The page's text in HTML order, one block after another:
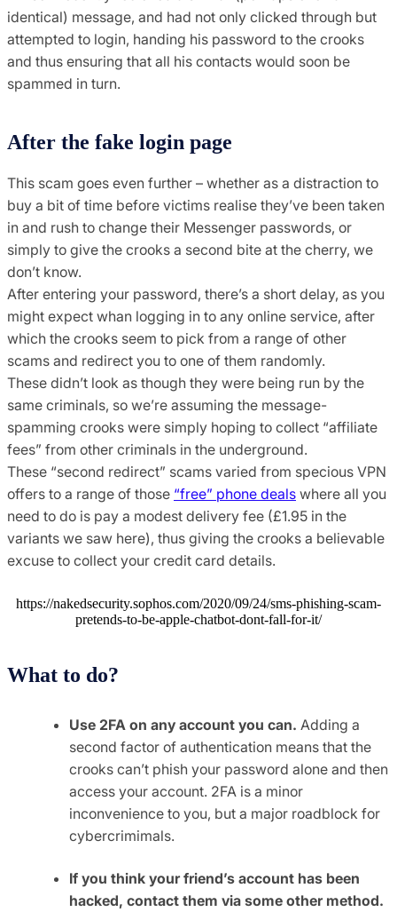
identical) message, and had not only clicked through but
attempted to login, handing his password to the crooks
and thus ensuring that all his contacts would soon be
spammed in turn.
After the fake login page
This scam goes even further – whether as a distraction to
buy a bit of time before victims realise they’ve been taken
in and rush to change their Messenger passwords, or
simply to give the crooks a second bite at the cherry, we
don’t know.
After entering your password, there’s a short delay, as you
might expect whan logging in to any online service, after
which the crooks seem to pick from a range of other
scams and redirect you to one of them randomly.
These didn’t look as though they were being run by the
same criminals, so we’re assuming the message-
spamming crooks were simply hoping to collect “affiliate
fees” from other criminals in the underground.
These “second redirect” scams varied from specious VPN
offers to a range of those “free” phone deals where all you
need to do is pay a modest delivery fee (£1.95 in the
variants we saw here), thus giving the crooks a believable
excuse to collect your credit card details.
https://nakedsecurity.sophos.com/2020/09/24/sms-phishing-scam-
pretends-to-be-apple-chatbot-dont-fall-for-it/
What to do?
Use 2FA on any account you can. Adding a
second factor of authentication means that the
crooks can’t phish your password alone and then
access your account. 2FA is a minor
inconvenience to you, but a major roadblock for
cybercrimimals.
If you think your friend’s account has been
hacked, contact them via some other method.